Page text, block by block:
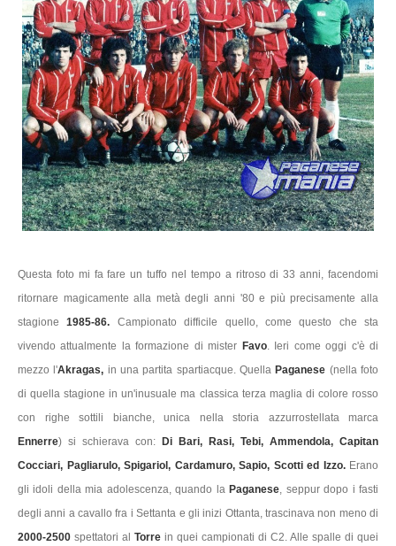
Questa foto mi fa fare un tuffo nel tempo a ritroso di 33 anni, facendomi
ritornare magicamente alla metà degli anni '80 e più precisamente alla
stagione1985-86. Campionato difficile quello, come questo che sta
vivendo attualmente la formazione di mister Favo. Ieri come oggi c'è di
mezzo l'Akragas, in una partita spartiacque. QuellaPaganese (nella foto
di quella stagione in un'inusuale ma classica terza maglia di colore rosso
con righe sottili bianche, unica nella storia azzurrostellata marca
Ennerre) si schierava con: Di Bari, Rasi, Tebi, Ammendola, Capitan
Cocciari, Pagliarulo, Spigariol, Cardamuro, Sapio, Scotti ed Izzo.Erano
gli idoli della mia adolescenza, quando laPaganese , seppur dopo i fasti
degli anni a cavallo fra i Settanta e gli inizi Ottanta, trascinava non meno di
2000-2500 spettatori al Torre in quei campionati di C2. Alle spalle di quei